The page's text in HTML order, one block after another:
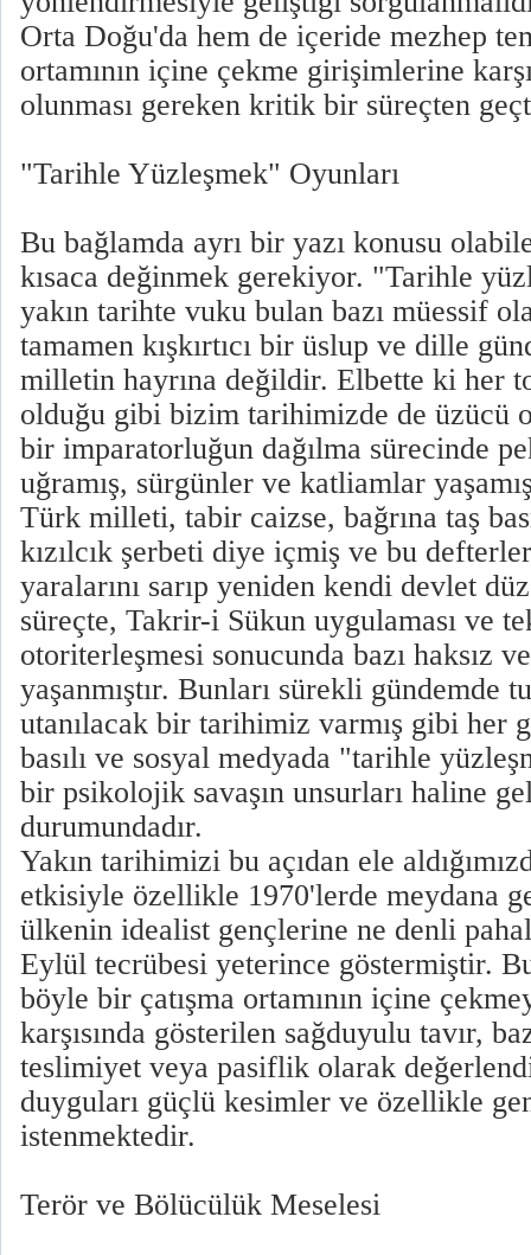
Orta Doğu'da hem de içeride mezhep
ortamının içine çekme girişimlerine
olunması gereken kritik bir süreçten
"Tarihle Yüzleşmek" Oyunları
Bu bağlamda ayrı bir yazı konusu
kısaca değinmek gerekiyor. "Tarihle
yakın tarihte vuku bulan bazı müessif
tamamen kışkırtıcı bir üslup ve dille
milletin hayrına değildir. Elbette ki her
olduğu gibi bizim tarihimizde de üzücü
bir imparatorluğun dağılma sürecinde
uğramış, sürgünler ve katliamlar
Türk milleti, tabir caizse, bağrına taş
kızılcık şerbeti diye içmiş ve bu
yaralarını sarıp yeniden kendi devlet
süreçte, Takrir-i Sükun uygulaması ve
otoriterleşmesi sonucunda bazı haksız
yaşanmıştır. Bunları sürekli gündemde
utanılacak bir tarihimiz varmış gibi her
basılı ve sosyal medyada "tarihle
bir psikolojik savaşın unsurları haline
durumundadır.
Yakın tarihimizi bu açıdan ele
etkisiyle özellikle 1970'lerde meydana
ülkenin idealist gençlerine ne denli
Eylül tecrübesi yeterince göstermiştir.
böyle bir çatışma ortamının içine
karşısında gösterilen sağduyulu tavır,
teslimiyet veya pasiflik olarak
duyguları güçlü kesimler ve özellikle
istenmektedir.
Terör ve Bölücülük Meselesi